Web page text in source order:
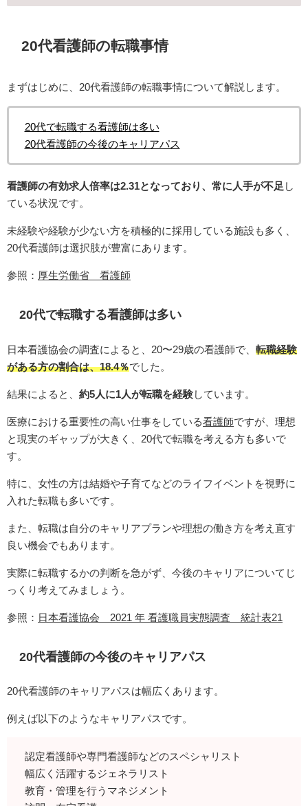
20代看護師の転職事情
まずはじめに、20代看護師の転職事情について解説します。
20代で転職する看護師は多い
20代看護師の今後のキャリアパス
看護師の有効求人倍率は2.31となっており、常に人手が不足 し
ている状況です。
未経験や経験が少ない方を積極的に採用している施設も多く、
20代看護師は選択肢が豊富にあります。
参照： 厚生労働省 看護師
20代で転職する看護師は多い
日本看護協会の調査によると、20〜29歳の看護師で、 転職経験
がある方の割合は、18.4％でした。
結果によると、 約5人に1人が転職を経験 しています。
医療における重要性の高い仕事をしている看護師ですが、理想
と現実のギャップが大きく、20代で転職を考える方も多いで
す。
特に、女性の方は結婚や子育てなどのライフイベントを視野に
入れた転職も多いです。
また、転職は自分のキャリアプランや理想の働き方を考え直す
良い機会でもあります。
実際に転職するかの判断を急がず、今後のキャリアについてじ
っくり考えてみましょう。
参照： 日本看護協会 2021 年 看護職員実態調査 統計表21
20代看護師の今後のキャリアパス
20代看護師のキャリアパスは幅広くあります。
例えば以下のようなキャリアパスです。
認定看護師や専門看護師などのスペシャリスト
幅広く活躍するジェネラリスト
教育・管理を行うマネジメント